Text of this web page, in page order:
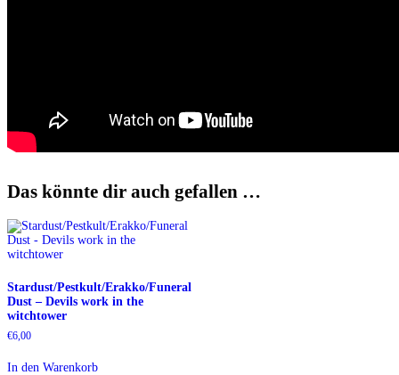
Das könnte dir auch gefallen …
Stardust/Pestkult/Erakko/Funeral
Dust – Devils work in the
witchtower
€6,00
In den Warenkorb